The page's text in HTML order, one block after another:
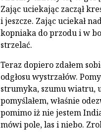
Zając uciekając zaczął
i jeszcze. Zając uciekał
kopniaka do przodu i w
strzelać.
Teraz dopiero zdałem
odgłosu wystrzałów.
strumyka, szumu wiatru,
pomyślałem, właśnie
pomimo iż nie jestem
mówi pole, las i niebo.